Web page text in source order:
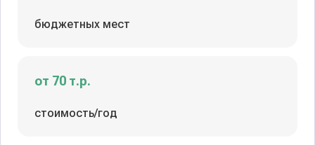
бюджетных мест
от 70 т.р.
стоимость/год